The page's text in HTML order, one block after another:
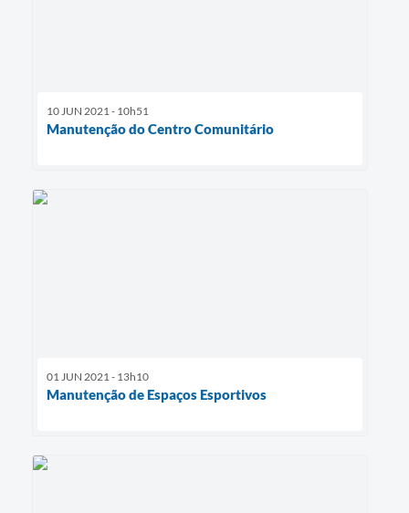
10 JUN 2021 - 10h51
Manutenção do Centro Comunitário
01 JUN 2021 - 13h10
Manutenção de Espaços Esportivos